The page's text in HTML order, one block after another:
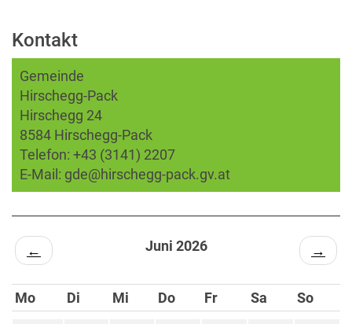
Kontakt
Gemeinde
Hirschegg-Pack
Hirschegg 24
8584 Hirschegg-Pack
Telefon: +43 (3141) 2207
E-Mail: gde@hirschegg-pack.gv.at
← Juni 2026 →
Mo Di Mi Do Fr Sa So